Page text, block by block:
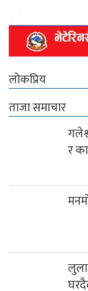
लोकप्रिय
ताजा समाचार
र